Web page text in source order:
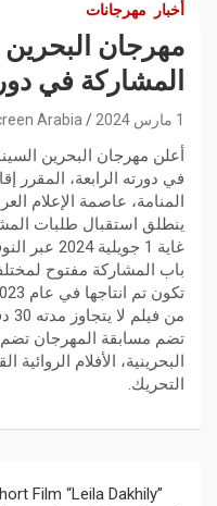
أخبار مهرجانات
مهرجان البحرين
المشاركة في
1 مارس 2024 Arabia
أعلن مهرجان البحرين
المنامة، عاصمة الإعلام
غاية 1 جويلية 2024 عبر النوقع الالكتروني للمهرجان.
باب المشاركة مفتوح
من فيلم لا يتجاوز مدته 30 دقيقة.
‬التحريك‭.‬
Film “Leila Dakhily”